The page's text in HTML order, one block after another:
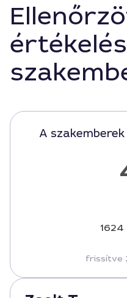
A
1624
frissítve